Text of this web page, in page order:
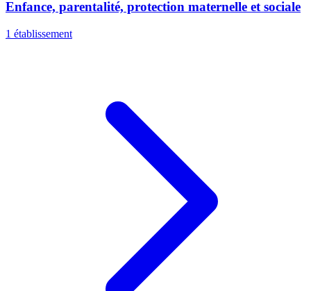
Enfance, parentalité, protection maternelle et sociale
1 établissement